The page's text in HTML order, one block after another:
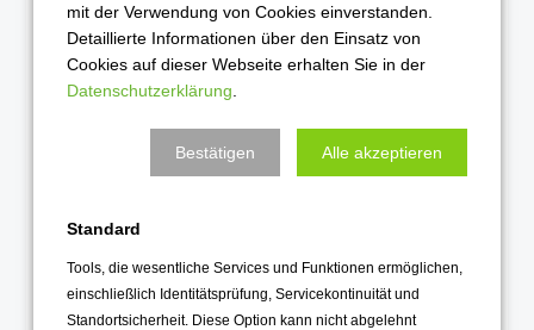
Dezember 2022
November 2022
Oktober 2022
September 2022
Juni 2022
Mai 2022
April 2022
mit der Verwendung von Cookies einverstanden.
Detaillierte Informationen über den Einsatz von
Cookies auf dieser Webseite erhalten Sie in der
Datenschutzerklärung
Bestätigen Alle akzeptieren
Standard
Tools, die wesentliche Services und Funktionen ermöglichen,
einschließlich Identitätsprüfung, Servicekontinuität und
Standortsicherheit. Diese Option kann nicht abgelehnt